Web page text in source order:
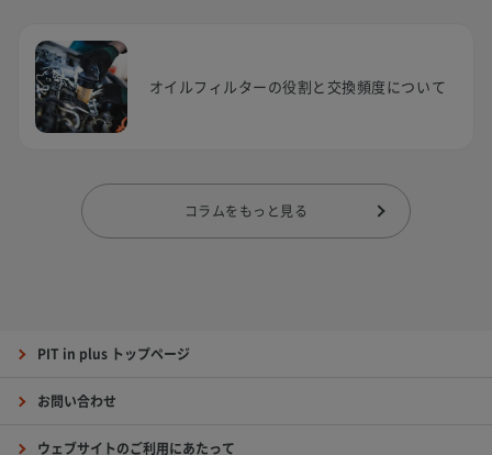
オイルフィルターの役割と交換頻度について
コラムをもっと見る
PIT in plus トップページ
お問い合わせ
ウェブサイトのご利用にあたって